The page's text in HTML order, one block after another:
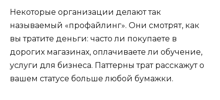
Некоторые организации делают так
называемый «профайлинг». Они смотрят, как
вы тратите деньги: часто ли покупаете в
дорогих магазинах, оплачиваете ли обучение,
услуги для бизнеса. Паттерны трат расскажут о
вашем статусе больше любой бумажки.